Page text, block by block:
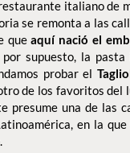
italiano de
se remonta a las
queaquí nació el
supuesto, la pasta
probar el
de los favoritos del
presume una de las
en la